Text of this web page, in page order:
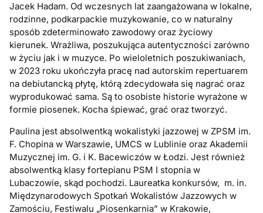
Jacek Hadam. Od wczesnych lat zaangażowana w lokalne,
rodzinne, podkarpackie muzykowanie, co w naturalny
sposób zdeterminowało zawodowy oraz życiowy
kierunek. Wrażliwa, poszukująca autentyczności zarówno
w życiu jak i w muzyce. Po wieloletnich poszukiwaniach,
w 2023 roku ukończyła pracę nad autorskim repertuarem
na debiutancką płytę, którą zdecydowała się nagrać oraz
wyprodukować sama. Są to osobiste historie wyrażone w
formie piosenek. Kocha śpiewać, grać oraz tworzyć.
Paulina jest absolwentką wokalistyki jazzowej w ZPSM im.
F. Chopina w Warszawie, UMCS w Lublinie oraz Akademii
Muzycznej im. G. i K. Bacewiczów w Łodzi. Jest również
absolwentką klasy fortepianu PSM I stopnia w
Lubaczowie, skąd pochodzi. Laureatka konkursów, m. in.
Międzynarodowych Spotkań Wokalistów Jazzowych w
Zamościu, Festiwalu „Piosenkarnia” w Krakowie,